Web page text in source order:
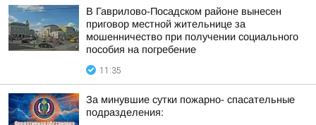
В Гаврилово-Посадском районе вынесен
приговор местной жительнице за
мошенничество при получении социального
пособия на погребение
11:35
За минувшие сутки пожарно- спасательные
подразделения: